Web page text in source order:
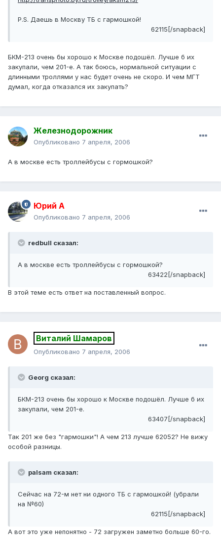
P.S. Даешь в Москву ТБ с гармошкой!
62115[/snapback]
БКМ-213 очень бы хорошо к Москве подошёл. Лучше б их
закупали, чем 201-е. А так боюсь, нормальной ситуации с
длинными троллями у нас будет очень не скоро. И чем МГТ
думал, когда отказался их закупать?
Железнодорожник
Опубликовано 7 апреля, 2006
А в москве есть троллейбусы с гормошкой?
Юрий А
Опубликовано 7 апреля, 2006
redbull сказал:
А в москве есть троллейбусы с гормошкой?
63422[/snapback]
В этой теме есть ответ на поставленный вопрос.
Виталий Шамаров
Опубликовано 7 апреля, 2006
Georg сказал:
БКМ-213 очень бы хорошо к Москве подошёл. Лучше б их
закупали, чем 201-е.
63407[/snapback]
Так 201 же без "гармошки"! А чем 213 лучше 62052? Не вижу
особой разницы.
palsam сказал:
Сейчас на 72-м нет ни одного ТБ с гармошкой! (убрали
на №60)
62115[/snapback]
А вот это уже непонятно - 72 загружен заметно больше 60-го.